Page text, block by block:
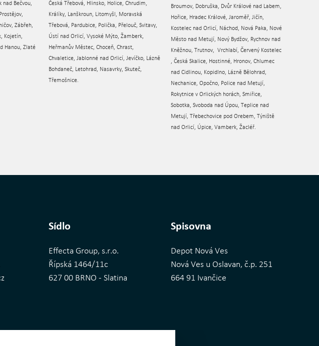
nad Bečvou,
Zábřeh,
Kojetín,
Hanou, Zlaté
Česká Třebová, Hlinsko, Holice, Chrudim,
Králíky, Lanškroun, Litomyšl, Moravská
Třebová, Pardubice, Polička, Přelouč, Svitavy,
Ústí nad Orlicí, Vysoké Mýto, Žamberk,
Heřmanův Městec, Choceň, Chrast,
Chvaletice, Jablonné nad Orlicí, Jevíčko, Lázně
Bohdaneč, Letohrad, Nasavrky, Skuteč,
Třemošnice.
Broumov, Dobruška, Dvůr Králové nad Labem,
Hořice, Hradec Králové, Jaroměř, Jičín,
Kostelec nad Orlicí, Náchod, Nová Paka, Nové
Město nad Metují, Nový Bydžov, Rychnov nad
Kněžnou, Trutnov, Vrchlabí, Červený Kostelec
, Česká Skalice, Hostinné, Hronov, Chlumec
nad Cidlinou, Kopidlno, Lázně Bělohrad,
Nechanice, Opočno, Police nad Metují,
Rokytnice v Orlických horách, Smiřice,
Sobotka, Svoboda nad Úpou, Teplice nad
Metují, Třebechovice pod Orebem, Týniště
nad Orlicí, Úpice, Vamberk, Žacléř.
Sídlo
Effecta Group, s.r.o.
Řípská 1464/11c
627 00 BRNO - Slatina
Spisovna
Depot Nová Ves
Nová Ves u Oslavan, č.p. 251
664 91 Ivančice